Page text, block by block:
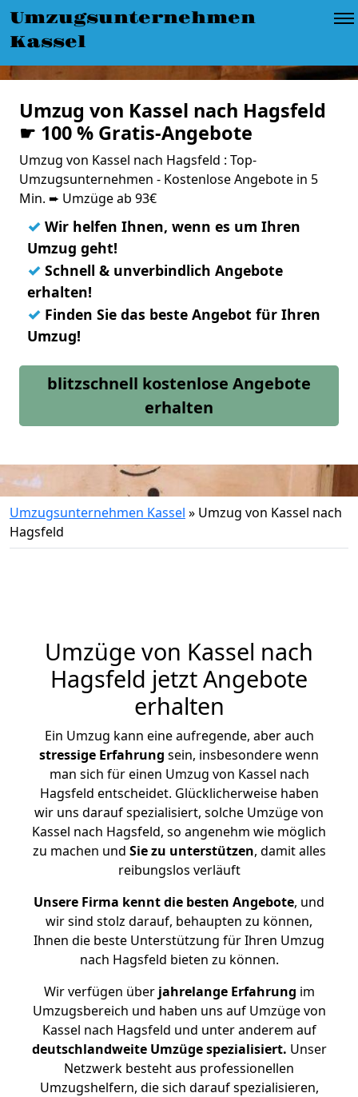
Umzugsunternehmen
Kassel
Umzug von Kassel nach Hagsfeld
☛ 100 % Gratis-Angebote
Umzug von Kassel nach Hagsfeld : Top-
Umzugsunternehmen - Kostenlose Angebote in 5
Min. ➨ Umzüge ab 93€
✓ Wir helfen Ihnen, wenn es um Ihren
Umzug geht!
✓ Schnell & unverbindlich Angebote
erhalten!
✓ Finden Sie das beste Angebot für Ihren
Umzug!
blitzschnell kostenlose Angebote
erhalten
Umzugsunternehmen Kassel » Umzug von Kassel nach
Hagsfeld
Umzüge von Kassel nach
Hagsfeld jetzt Angebote
erhalten
Ein Umzug kann eine aufregende, aber auch
stressige Erfahrung sein, insbesondere wenn
man sich für einen Umzug von Kassel nach
Hagsfeld entscheidet. Glücklicherweise haben
wir uns darauf spezialisiert, solche Umzüge von
Kassel nach Hagsfeld, so angenehm wie möglich
zu machen und Sie zu unterstützen, damit alles
reibungslos verläuft
Unsere Firma kennt die besten Angebote, und
wir sind stolz darauf, behaupten zu können,
Ihnen die beste Unterstützung für Ihren Umzug
nach Hagsfeld bieten zu können.
Wir verfügen überjahrelange Erfahrung im
Umzugsbereich und haben uns auf Umzüge von
Kassel nach Hagsfeld und unter anderem auf
deutschlandweite Umzüge spezialisiert. Unser
Netzwerk besteht aus professionellen
Umzugshelfern, die sich darauf spezialisieren,